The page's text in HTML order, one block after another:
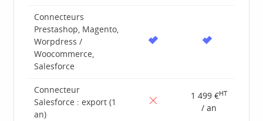
Connecteurs
Prestashop, Magento,
Worpdress /
Woocommerce,
Salesforce
Connecteur
Salesforce : export (1
an)
1 499 €HT
/ an